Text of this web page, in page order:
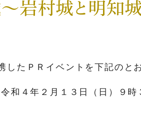
～岩村城と明知
たＰＲイベントを下記のと
４年２月１３日（日）９時